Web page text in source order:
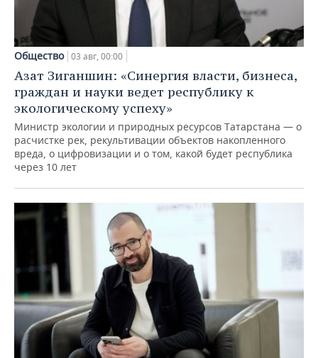
Общество 03 авг, 00:00
Азат Зиганшин: «Синергия власти, бизнеса,
граждан и науки ведет республику к
экологическому успеху»
Министр экологии и природных ресурсов Татарстана — о
расчистке рек, рекультивации объектов накопленного
вреда, о цифровизации и о том, какой будет республика
через 10 лет